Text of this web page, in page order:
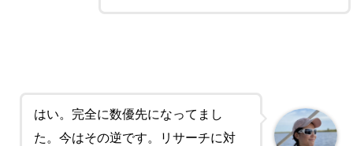
はい。完全に数優先になってまし
た。 今はその逆です。リサーチに対